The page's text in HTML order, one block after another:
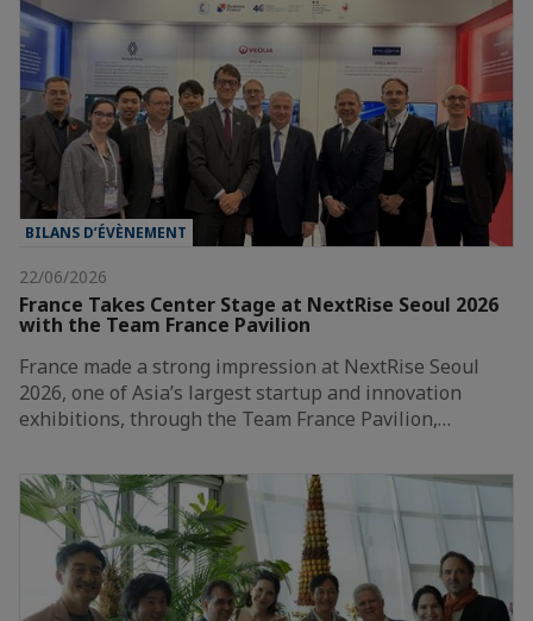
BILANS D’ÉVÈNEMENT
22/06/2026
France Takes Center Stage at NextRise Seoul 2026
with the Team France Pavilion
France made a strong impression at NextRise Seoul
2026, one of Asia’s largest startup and innovation
exhibitions, through the Team France Pavilion,…